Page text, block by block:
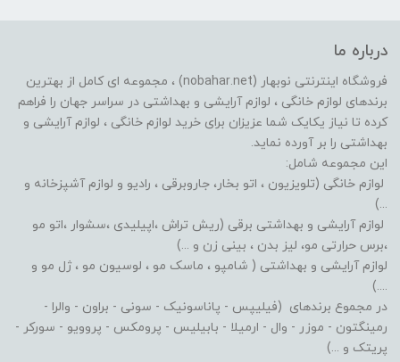
درباره ما
فروشگاه اینترنتی نوبهار (nobahar.net) ، مجموعه ای کامل از بهترین
برندهای لوازم خانگی ، لوازم آرایشی و بهداشتی در سراسر جهان را فراهم
کرده تا نیاز یکایک شما عزیزان برای خرید لوازم خانگی ، لوازم آرایشی و
بهداشتی را بر آورده نماید.
این مجموعه شامل:
لوازم خانگی (تلویزیون ، اتو بخار، جاروبرقی ، رادیو و لوازم آشپزخانه و
...)
لوازم آرایشی و بهداشتی برقی (ریش تراش ،اپیلیدی ،سشوار ،اتو مو
،برس حرارتی مو، لیز بدن ، بینی زن و ...)
لوازم آرایشی و بهداشتی ( شامپو ، ماسک مو ، لوسیون مو ، ژل مو و
....)
در مجموع برندهای (فیلیپس - پاناسونیک - سونی - براون - والرا -
رمینگتون - موزر - وال - ارمیلا - بابیلیس - پرومکس - پروویو - سورکر -
پریتک و ...)